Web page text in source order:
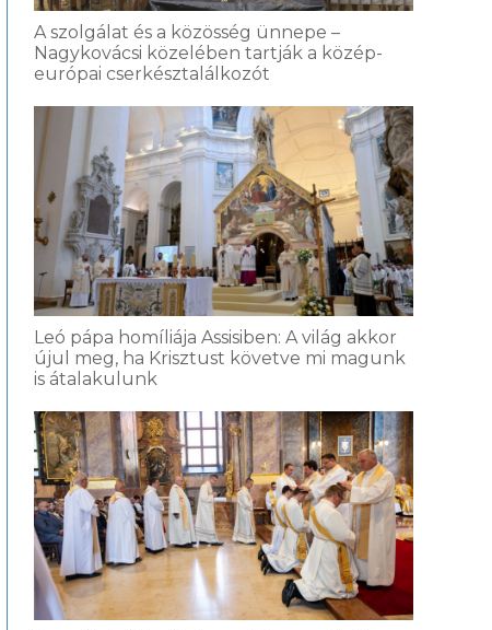
A szolgálat és a közösség ünnepe –
Nagykovácsi közelében tartják a közép-
európai cserkésztalálkozót
Leó pápa homíliája Assisiben: A világ akkor
újul meg, ha Krisztust követve mi magunk
is átalakulunk